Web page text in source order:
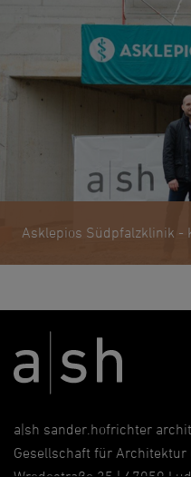
Asklepios Südpfalzklinik -
a|sh sander.hofrichter
Gesellschaft für Architektur